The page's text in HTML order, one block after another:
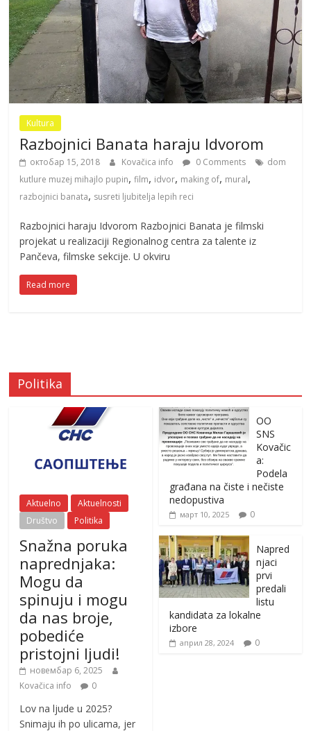
Kultura
Razbojnici Banata haraju Idvorom
октобар 15, 2018 Kovačica info 0 Comments
dom
kutlure muzej mihajlo pupin,film, idvor, making of, mural,
razbojnici banata, susreti ljubitelja lepih reci
Razbojnici haraju Idvorom Razbojnici Banata je filmski
projekat u realizaciji Regionalnog centra za talente iz
Pančeva, filmske sekcije. U okviru
Read more
Politika
Aktuelno
Aktuelnosti
Društvo
Politika
Snažna poruka
naprednjaka:
Mogu da
spinuju i mogu
da nas broje,
pobediće
pristojni ljudi!
новембар 6, 2025
Kovačica info
0
Lov na ljude u 2025?
Snimaju ih po ulicama, jer
OO
SNS
Kovačic
a:
Podela
građana na čiste i nečiste
nedopustiva
март 10, 2025 0
Napred
njaci
prvi
predali
listu
kandidata za lokalne
izbore
април 28, 2024 0